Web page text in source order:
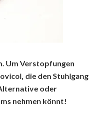
Um Verstopfungen
die den Stuhlgang
oder
nehmen könnt!